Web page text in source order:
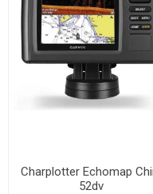
Charplotter Echomap
52dv